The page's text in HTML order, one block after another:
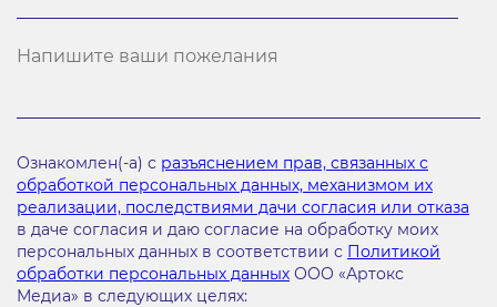
Ознакомлен(-а) с разъяснением прав, связанных с
обработкой персональных данных, механизмом их
реализации, последствиями дачи согласия или отказа
в даче согласия и даю согласие на обработку моих
персональных данных в соответствии с Политикой
обработки персональных данных ООО «Артокс
Медиа» в следующих целях: